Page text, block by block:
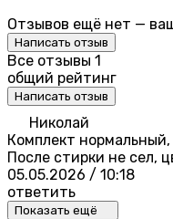
Отзывов ещё нет —
Написать отзыв
Все отзывы 1
общий рейтинг
Написать отзыв
Николай
Комплект нормальный,
После стирки не сел,
05.05.2026 / 10:18
ответить
Показать ещё